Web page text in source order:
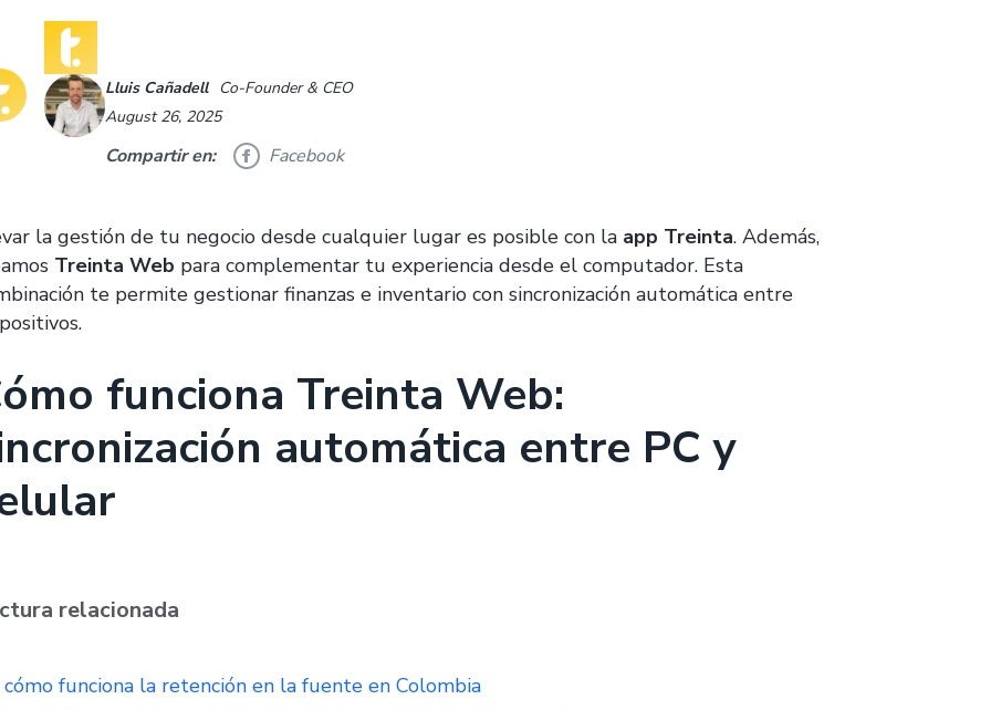
Lluis Cañadell
Co-Founder & CEO
August 26, 2025
Compartir en: Facebook
la gestión de tu negocio desde cualquier lugar es posible con la app Treinta. Además,
Treinta Web para complementar tu experiencia desde el computador. Esta
te permite gestionar finanzas e inventario con sincronización automática entre
funciona Treinta Web:
automática entre PC y
relacionada
cómo funciona la retención en la fuente en Colombia